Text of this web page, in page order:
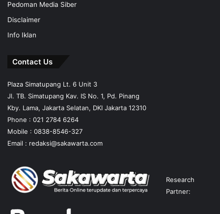
Pedoman Media Siber
Disclaimer
Info Iklan
Contact Us
Plaza Simatupang Lt. 6 Unit 3
Jl. TB. Simatupang Kav. IS No. 1, Pd. Pinang
Kby. Lama, Jakarta Selatan, DKI Jakarta 12310
Phone : 021 2784 6264
Mobile : 0838-8546-327
Email : redaksi@sakawarta.com
Research
Partner: